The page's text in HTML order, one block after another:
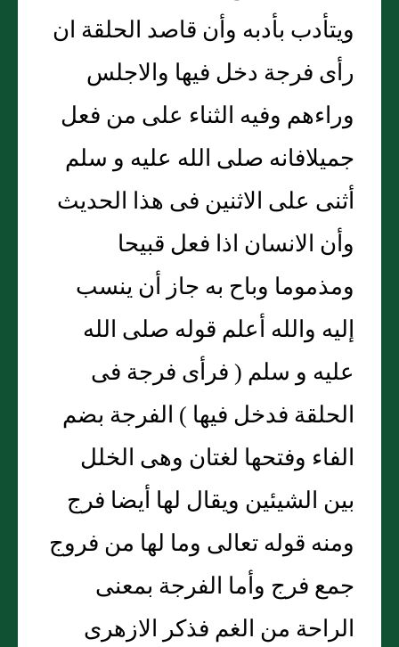
ويتأدب بأدبه وأن قاصد الحلقة ان
رأى فرجة دخل فيها والاجلس
وراءهم وفيه الثناء على من فعل
جميلافانه صلى الله عليه و سلم
أثنى على الاثنين فى هذا الحديث
وأن الانسان اذا فعل قبيحا
ومذموما وباح به جاز أن ينسب
إليه والله أعلم قوله صلى الله
عليه و سلم ( فرأى فرجة فى
الحلقة فدخل فيها ) الفرجة بضم
الفاء وفتحها لغتان وهى الخلل
بين الشيئين ويقال لها أيضا فرج
ومنه قوله تعالى وما لها من فروج
جمع فرج وأما الفرجة بمعنى
الراحة من الغم فذكر الازهرى